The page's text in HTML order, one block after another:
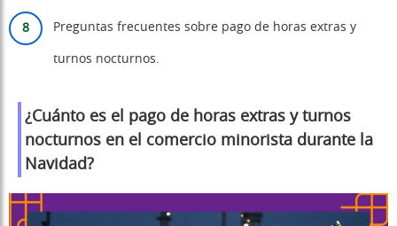
Preguntas frecuentes sobre pago de horas extras y
turnos nocturnos.
¿Cuánto es el pago de horas extras y turnos
nocturnos en el comercio minorista durante la
Navidad?